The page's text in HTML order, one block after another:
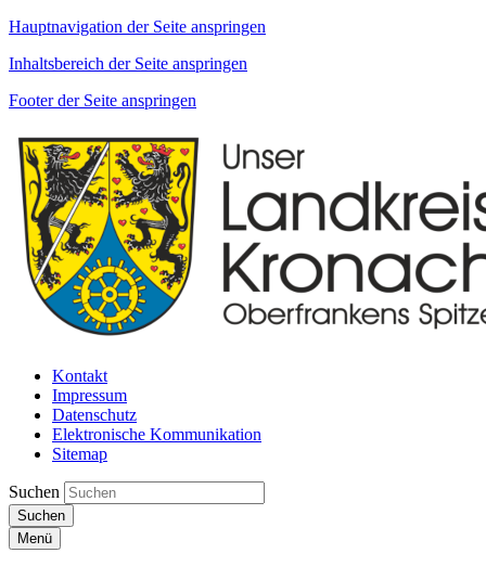
Hauptnavigation der Seite anspringen
Inhaltsbereich der Seite anspringen
Footer der Seite anspringen
Kontakt
Impressum
Datenschutz
Elektronische Kommunikation
Sitemap
Suchen
Suchen
Menü